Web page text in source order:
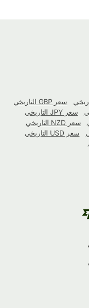
سعر GBP التاريخي
سعر JPY التاريخي
سعر NZD التاريخي
سعر USD التاريخي